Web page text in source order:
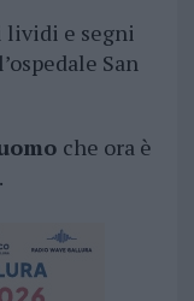
lividi e segni
San
che ora è